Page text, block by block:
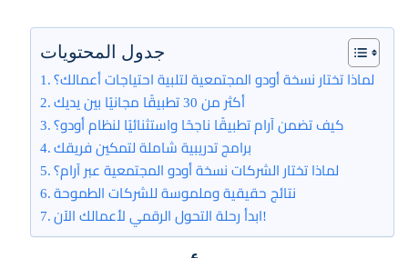
في
2025
جدول المحتويات
لماذا تختار نسخة أودو المجتمعية لتلبية احتياجات أعمالك؟
أكثر من 30 تطبيقًا مجانيًا بين يديك
كيف تضمن آرام تطبيقًا ناجحًا واستثنائيًا لنظام أودو؟
برامج تدريبية شاملة لتمكين فريقك
لماذا تختار الشركات نسخة أودو المجتمعية عبر آرام؟
نتائج حقيقية وملموسة للشركات الطموحة
ابدأ رحلة التحول الرقمي لأعمالك الآن!